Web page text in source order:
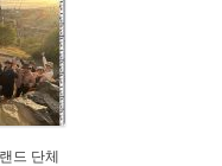
드 단체